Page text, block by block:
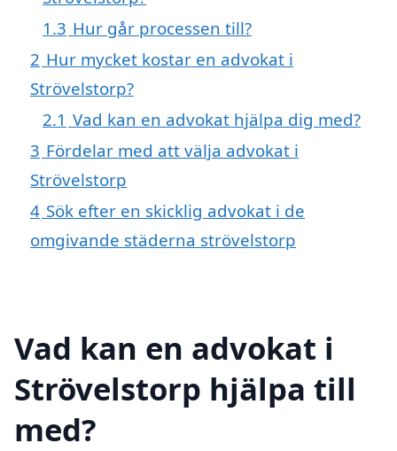
1.3 Hur går processen till?
2 Hur mycket kostar en advokat i
Strövelstorp?
2.1 Vad kan en advokat hjälpa dig med?
3 Fördelar med att välja advokat i
Strövelstorp
4 Sök efter en skicklig advokat i de
omgivande städerna strövelstorp
Vad kan en advokat i
Strövelstorp hjälpa till
med?